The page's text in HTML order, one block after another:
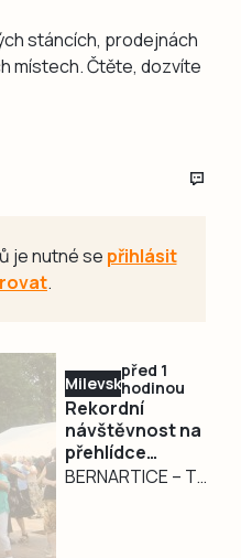
stáncích, prodejnách
místech. Čtěte, dozvíte
je nutné se přihlásit
.
Milevsko
před 1
hodinou
Rekordní
návštěvnost na
přehlídce
dechovek v
BERNARTICE – To